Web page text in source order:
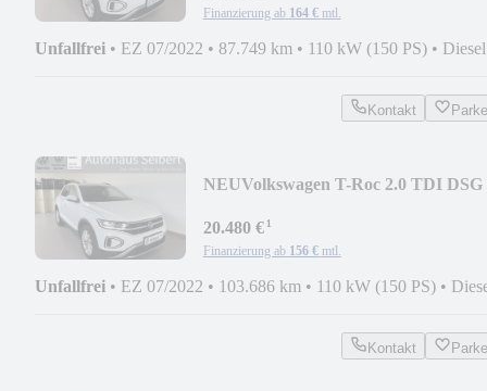
Finanzierung ab 164 € mtl.
Unfallfrei • EZ 07/2022 • 87.749 km • 110 kW (150 PS) • Diesel
Kontakt
NEUVolkswagen T-Roc 2.0 TDI DSG
20.480 €¹
Finanzierung ab 156 € mtl.
Unfallfrei • EZ 07/2022 • 103.686 km • 110 kW (150 PS) •
Kontakt